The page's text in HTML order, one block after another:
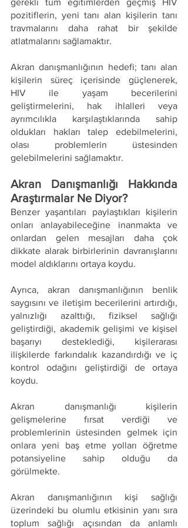
gerekli tüm eğitimlerden geçmiş HIV
pozitiflerin, yeni tanı alan kişilerin tanı
travmalarını daha rahat bir şekilde
atlatmalarını sağlamaktır.
Akran danışmanlığının hedefi; tanı alan
kişilerin süreç içerisinde güçlenerek,
HIV ile yaşam becerilerini
geliştirmelerini, hak ihlalleri veya
ayrımcılıkla karşılaştıklarında sahip
oldukları hakları talep edebilmelerini,
olası problemlerin üstesinden
gelebilmelerini sağlamaktır.
Akran Danışmanlığı Hakkında
Araştırmalar Ne Diyor?
Benzer yaşantıları paylaştıkları kişilerin
onları anlayabileceğine inanmakta ve
onlardan gelen mesajları daha çok
dikkate alarak birbirlerinin davranışlarını
model aldıklarını ortaya koydu.
Ayrıca, akran danışmanlığının benlik
saygısını ve iletişim becerilerini artırdığı,
yalnızlığı azalttığı, fiziksel sağlığı
geliştirdiği, akademik gelişimi ve kişisel
başarıyı desteklediği, kişilerarası
ilişkilerde farkındalık kazandırdığı ve iç
kontrol odağını geliştirdiği de ortaya
koydu.
Akran danışmanlığı kişilerin
gelişmelerine fırsat verdiği ve
problemlerinin üstesinden gelmek için
onlara yeni baş etme yolları öğretme
potansiyeline sahip olduğu da
görülmekte.
Akran danışmanlığının kişi sağlığı
üzerindeki bu olumlu etkisinin yanı sıra
toplum sağlığı açısından da anlamlı